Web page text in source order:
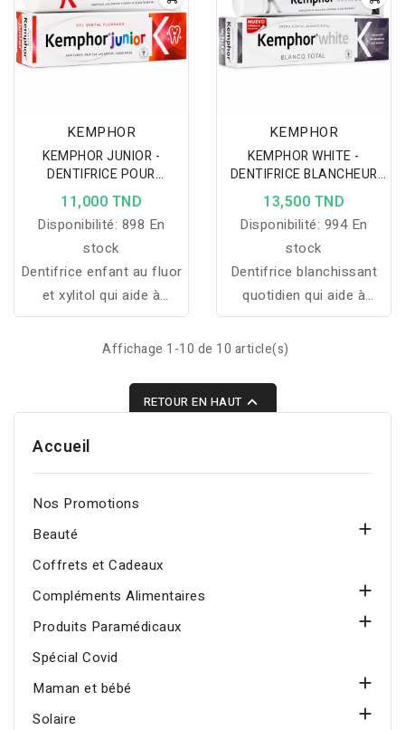
et confort à votre
sourire.
KEMPHOR
KEMPHOR JUNIOR -
DENTIFRICE POUR
ENFANTS GOUT FRAISE
75ML
11,000 TND
Disponibilité: 898 En
stock
Dentifrice enfant au fluor
et xylitol qui aide à
protéger l’émail, prévenir
les caries et limiter la
KEMPHOR
KEMPHOR WHITE -
DENTIFRICE BLANCHEUR
75 ML
13,500 TND
Disponibilité: 994 En
stock
Dentifrice blanchissant
quotidien qui aide à
éliminer les taches,
raviver la blancheur des
Affichage 1-10 de 10 article(s)
RETOUR EN HAUT 
Accueil
Nos Promotions
Beauté

Coffrets et Cadeaux
Compléments Alimentaires

Produits Paramédicaux

Spécial Covid
Maman et bébé

Solaire
